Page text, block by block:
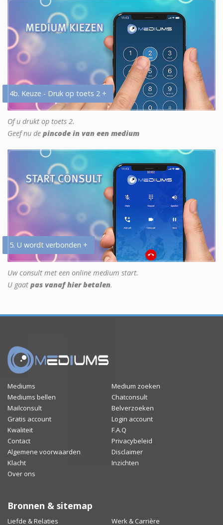
4b. Keuze - Druk op toets 2 +
Of u drukt op toets 2.
Geef nu de pincode in van een medium
5. U wordt verbonden +
Uw consult met een online medium start.
U gaat pas vanaf hier betalen.
Mediums
Medium zoeken
Mediums bellen
Chatconsult
Mailconsult
Belverzoeken
Gratis account
Login account
Kwaliteit
F.A.Q
Contact
Privacybeleid
Algemene voorwaarden
Disclaimer
Klacht
Inzichten
Over ons
Bronnen & sitemap
Liefde & Relaties Werk & Carrière